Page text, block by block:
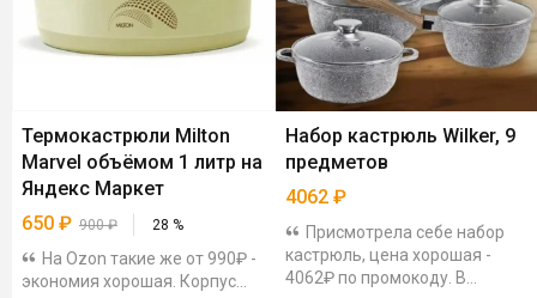
Термокастрюли Milton
Marvel объёмом 1 литр на
Яндекс Маркет
650 ₽ 900₽ 28 %
На Ozon такие же от 990₽ -
экономия хорошая. Корпус
Набор кастрюль Wilker, 9
предметов
4062 ₽
Присмотрела себе набор
кастрюль, цена хорошая -
4062₽ по промокоду. В